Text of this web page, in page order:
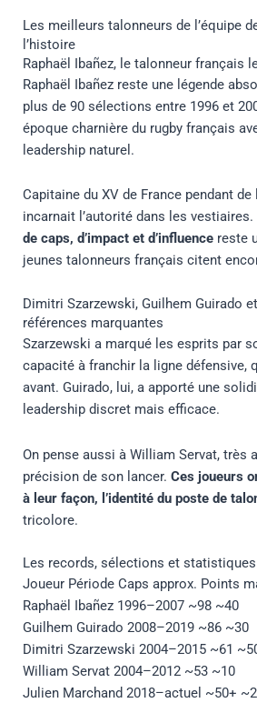
Les meilleurs talonneurs de l’équipe
l’histoire
Raphaël Ibañez, le talonneur français
Raphaël Ibañez reste une légende
plus de 90 sélections entre 1996 et
époque charnière du rugby français
leadership naturel.
Capitaine du XV de France pendant de
incarnait l’autorité dans les vestiaires.
de caps, d’impact et d’influencereste
jeunes talonneurs français citent
Dimitri Szarzewski, Guilhem Guirado
références marquantes
Szarzewski a marqué les esprits par
capacité à franchir la ligne défensive,
avant. Guirado, lui, a apporté une
leadership discret mais efficace.
On pense aussi à William Servat, très
précision de son lancer. Ces joueurs
à leur façon, l’identité du poste de
tricolore.
Les records, sélections et
Joueur Période Caps approx. Points
Raphaël Ibañez 1996–2007 ~98 ~40
Guilhem Guirado 2008–2019 ~86 ~30
Dimitri Szarzewski 2004–2015 ~61
William Servat 2004–2012 ~53 ~10
Julien Marchand 2018–actuel ~50+